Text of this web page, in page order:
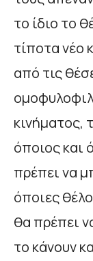
το ίδιο το
τίποτα νέο
από τις
κινήματος,
όποιος και
πρέπει να
όποιες
θα πρέπει
το κάνουν